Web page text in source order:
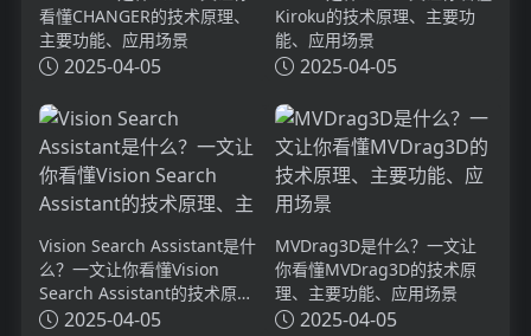
看懂CHANGER的技术原理、
主要功能、应用场景
2025-04-05
Kiroku的技术原理、主要功
能、应用场景
2025-04-05
Vision Search Assistant是什
么？一文让你看懂Vision
Search Assistant的技术原
理、主要功能、应用场景
2025-04-05
MVDrag3D是什么？一文让
你看懂MVDrag3D的技术原
理、主要功能、应用场景
2025-04-05